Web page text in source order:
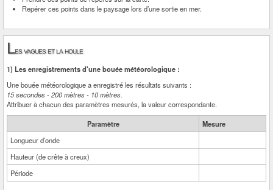
Repérer ces points dans le paysage lors d’une sortie en mer.
Les vagues et la houle
1) Les enregistrements d'une bouée météorologique :
Une bouée météorologique a enregistré les résultats suivants :
15 secondes - 200 mètres - 10 mètres.
Attribuer à chacun des paramètres mesurés, la valeur correspondante.
Paramètre
Mesure
Longueur d’onde
Hauteur (de crête à creux)
Période